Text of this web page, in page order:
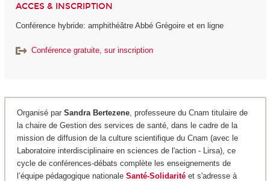
ACCES & INSCRIPTION
Conférence hybride: amphithéâtre Abbé Grégoire et en ligne
Conférence gratuite, sur inscription
Organisé par Sandra Bertezene, professeure du Cnam titulaire de
la chaire de Gestion des services de santé, dans le cadre de la
mission de diffusion de la culture scientifique du Cnam (avec le
Laboratoire interdisciplinaire en sciences de l'action - Lirsa), ce
cycle de conférences-débats complète les enseignements de
l’équipe pédagogique nationale Santé-Solidaritéet s'adresse à